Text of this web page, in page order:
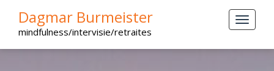
Dagmar Burmeister
mindfulness/intervisie/retraites